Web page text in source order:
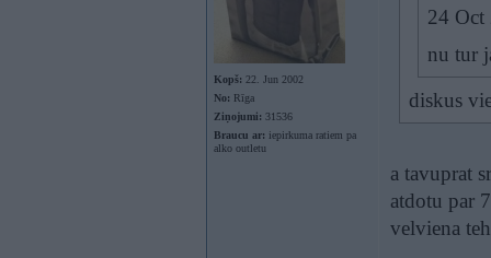
Kopš: 22. Jun 2002
No: Rīga
Ziņojumi: 31536
Braucu ar: iepirkuma ratiem pa
alko outletu
24 Oct
nu tur
diskus
a tavuprat
atdotu par
velviena